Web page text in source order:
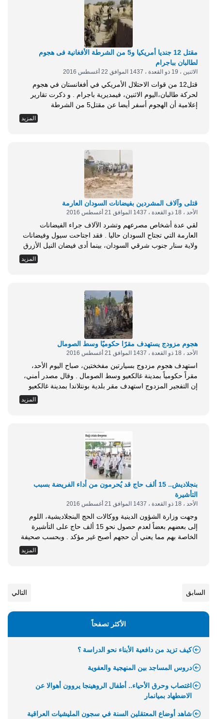
مقتل 12 جنديا أمريكيا و5 من الشرطة الأفغانية فى هجوم
لطالبان بباجرام
الاثنين ، 19 ذو القعدة ، 1437 الموافق 22 أغسطس 2016
قتل12 من قوات الاحتلال الأمريكي في أفغانستان في هجوم
لحركة طالبان،اليوم الاثنين، فيمديرية باجرام . و ذكرت تقارير
إعلامية أن الهجوم أسفر أيضا عن مقتل5 من الشرطة
الأفغانيةوتدمير مدرعتين أمريكيتين . ويأتى الهجوم بالتزامن مع
هجمات واسعة شنها مقاتلو طالبان فى مديرية هلمند وقندوز
المزيد
قتلى وآلاف المشردين بفيضانات السودان العارمة
الأحد ، 18 ذو القعدة ، 1437 الموافق 21 أغسطس 2016
لقي عدة أشخاص مصرعهم وتشرد الآلاف جراء الفيضانات
العارمة التي تجتاح السودان حاليا . فقد اجتاحت سيول وفيضانات
ولاية سنار جنوب شرقي السودان، بينما أدى فيضان النيل الأزرق
إلى تشريد عدد من الأسر في ولاية الجزيرة وسط السودان .المزيد
هجوم مزودج يستهدف مقرًا حكوميًا وسط الصومال
الأحد ، 18 ذو القعدة ، 1437 الموافق 21 أغسطس 2016
استهدف هجوم مزدوج بسيارتين مفخختين، صباح اليوم الأحد،
مقراً حكومياً بمدينة غالكعيو وسط الصومال . وقال مصدر أمني،
إن التفجير المزدوج استهدف مقر بلدية بونتلاندا بمدينة غالكعيو
بإقليم مدغ وسط البلاد، وأسفر عن مقتل نحو 11 شخصا معظهم
مدنيون، وإصابة آخرين بجروح نقلوا على إثرها إلى مستشفيات
المزيد
بنجلاديش.. 15 ألف حاج قد يُحرمون من أداء الفريضة بسبب
التأشيرة
الأحد ، 18 ذو القعدة ، 1437 الموافق 21 أغسطس 2016
وجهت وزارة الشؤون الدينية ووكالات الحج البنجلاديشية، اللوم
إلى بعضهم بعضاً لعدم حصول نحو 15 ألف حاج على التأشيرة
الخاصة بهم مما يعني أن حجهم أصبح غير مؤكد . وبحسب صحيفة
&ldquo;ذا ديلي ستار&rdquo; البنجلاديشية، فقد أشارت الوزارة
إلى قيام الخطوط الجوية البنجلاديشية &ldquo;بيمان&rdquo;،
المزيد
السابق التالي
الأكثر تصفحاً
كيف تزيد من دافعية الأبناء نحو الدراسة ؟
دروس المساجد بين المنهجية والعفوية
اغتصاب وحرق الأحياء.. أطفال الروهينجا يروون أهوالا عن
الاضطهاد بميانمار
شاهد أوضاع المعتقلين السنة في سجون المليشيات العراقية